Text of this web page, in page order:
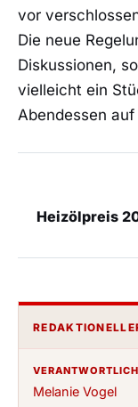
vor
Die neue
Diskussionen,
vielleicht ein
Abendessen
Heizölpreis
VERANTWORTLICH
Melanie Vogel